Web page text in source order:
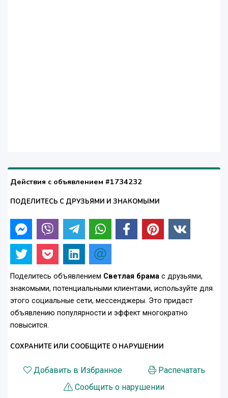
Действия с объявлением #1734232
ПОДЕЛИТЕСЬ С ДРУЗЬЯМИ И ЗНАКОМЫМИ
Поделитесь объявлением Светлая брама с друзьями,
знакомыми, потенциальными клиентами, используйте для
этого социальные сети, мессенджеры. Это придаст
объявлению популярности и эффект многократно
повысится.
СОХРАНИТЕ ИЛИ СООБЩИТЕ О НАРУШЕНИИ
Добавить в Избранное
Распечатать
Сообщить о нарушении